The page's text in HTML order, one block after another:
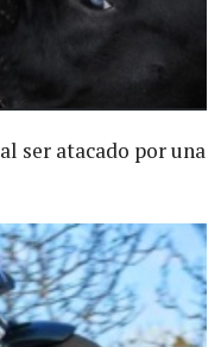
ser atacado por una